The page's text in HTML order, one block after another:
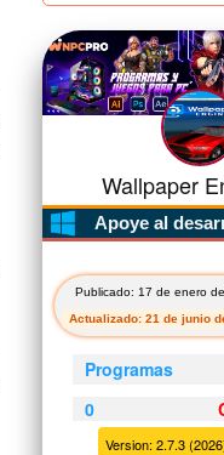
Wallpaper
Apoye al
Publicado: 17 de enero
Actualizado: 21 de junio
Programas
0
Version: 2.7.3